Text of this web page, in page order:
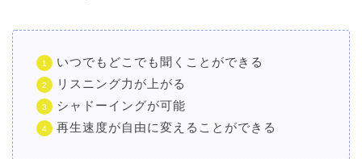
いつでもどこでも聞くことができる
リスニング力が上がる
シャドーイングが可能
再生速度が自由に変えることができる